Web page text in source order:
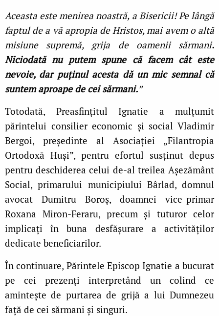
Aceasta este menirea noastră, a Bisericii! Pe lângă
faptul de a vă apropia de Hristos, mai avem o altă
misiune supremă, grija de oamenii sărmani.
Niciodată nu putem spune că facem cât este
nevoie, dar puținul acesta dă un mic semnal că
suntem aproape de cei sărmani.”
Totodată, Preasfinţitul Ignatie a mulţumit
părintelui consilier economic şi social Vladimir
Bergoi, președinte al Asociației „Filantropia
Ortodoxă Huși”, pentru efortul susţinut depus
pentru deschiderea celui de-al treilea Aşezământ
Social, primarului municipiului Bârlad, domnul
avocat Dumitru Boroș, doamnei vice-primar
Roxana Miron-Feraru, precum și tuturor celor
implicați în buna desfășurare a activităților
dedicate beneficiarilor.
În continuare, Părintele Episcop Ignatie a bucurat
pe cei prezenți interpretând un colind ce
amintește de purtarea de grijă a lui Dumnezeu
față de cei sărmani și singuri.